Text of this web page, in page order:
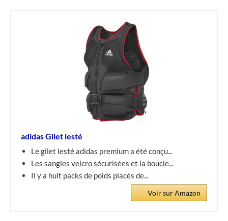
adidas Gilet lesté
Le gilet lesté adidas premium a été conçu...
Les sangles velcro sécurisées et la boucle...
Il y a huit packs de poids placés de...
Voir sur Amazon